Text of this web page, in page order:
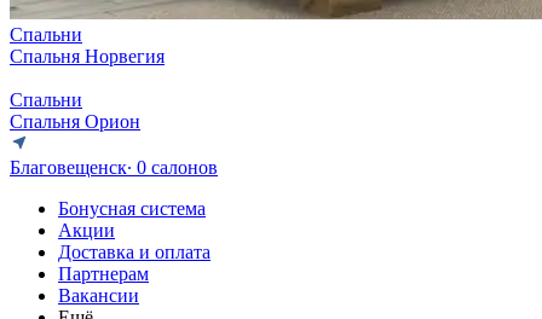
Спальни
Спальня Норвегия
Спальни
Спальня Орион
Благовещенск∙ 0 салонов
Бонусная система
Акции
Доставка и оплата
Партнерам
Вакансии